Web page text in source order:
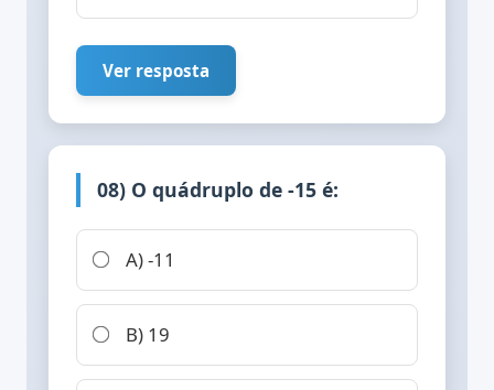
Ver resposta
08) O quádruplo de -15 é:
A) -11
B) 19